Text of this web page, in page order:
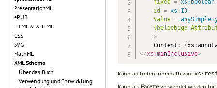
PresentationML
ePUB
HTML & XHTML
CSS
SVG
MathML
XML Schema
Über das Buch
Verwendung und Entwicklung
fixed
= xs:boolean
id
= xs:ID
value =
{beliebige
>
</xs:minInclusive>
Kann auftreten innerhalb von:
Kann als Facette verwendet werden für: